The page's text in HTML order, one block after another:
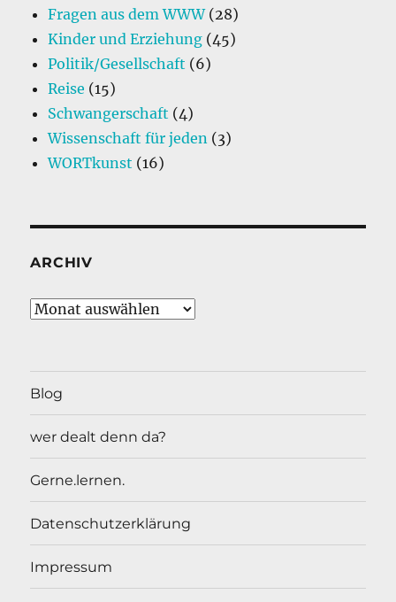
Fragen aus dem WWW(28)
Kinder und Erziehung (45)
Politik/Gesellschaft (6)
Reise (15)
Schwangerschaft (4)
Wissenschaft für jeden (3)
WORTkunst (16)
ARCHIV
Archiv
Blog
wer dealt denn da?
Gerne.lernen.
Datenschutzerklärung
Impressum